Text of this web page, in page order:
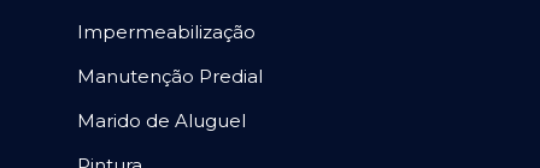
Impermeabilização
Manutenção Predial
Marido de Aluguel